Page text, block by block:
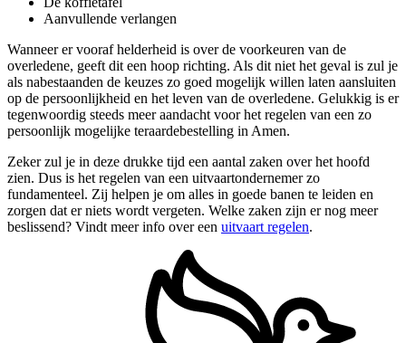
Aanvullende verlangen
Wanneer er vooraf helderheid is over de voorkeuren van de
overledene, geeft dit een hoop richting. Als dit niet het geval is zul je
als nabestaanden de keuzes zo goed mogelijk willen laten aansluiten
op de persoonlijkheid en het leven van de overledene. Gelukkig is er
tegenwoordig steeds meer aandacht voor het regelen van een zo
persoonlijk mogelijke teraardebestelling in Amen.
Zeker zul je in deze drukke tijd een aantal zaken over het hoofd
zien. Dus is het regelen van een uitvaartondernemer zo
fundamenteel. Zij helpen je om alles in goede banen te leiden en
zorgen dat er niets wordt vergeten. Welke zaken zijn er nog meer
beslissend? Vindt meer info over een uitvaart regelen.